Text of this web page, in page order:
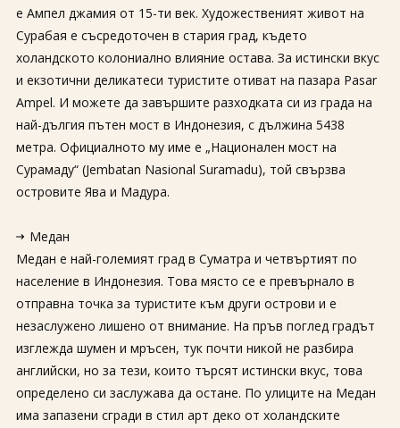
е Ампел джамия от 15-ти век. Художественият живот на
Сурабая е съсредоточен в стария град, където
холандското колониално влияние остава. За истински вкус
и екзотични деликатеси туристите отиват на пазара Pasar
Ampel. И можете да завършите разходката си из града на
най-дългия пътен мост в Индонезия, с дължина 5438
метра. Официалното му име е „Национален мост на
Сурамаду“ (Jembatan Nasional Suramadu), той свързва
островите Ява и Мадура.
Медан
Медан е най-големият град в Суматра и четвъртият по
население в Индонезия. Това място се е превърнало в
отправна точка за туристите към други острови и е
незаслужено лишено от внимание. На пръв поглед градът
изглежда шумен и мръсен, тук почти никой не разбира
английски, но за тези, които търсят истински вкус, това
определено си заслужава да остане. По улиците на Медан
има запазени сгради в стил арт деко от холандските